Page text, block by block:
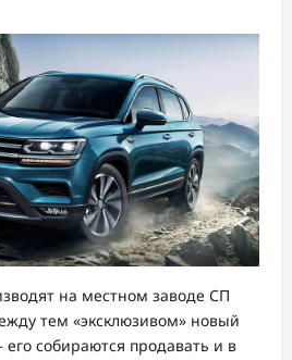
на местном заводе СП
тем «эксклюзивом» новый
его собираются продавать и в